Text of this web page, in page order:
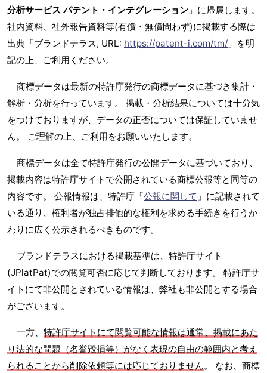
分析サービス パテント・インテグレーション 」に帰属します。
社内資料、社外報告資料等(有償・無償問わず)に掲載する際は
出典「ブランドテラス, URL: https://patent-i.com/tm/ 」を明
記の上、ご利用ください。
商標データは最新の特許庁発行の商標データに基づき集計・
解析・分析を行っています。 掲載・分析結果については十分気
をつけておりますが、データの正否については保証していませ
ん。 ご理解の上、ご利用をお願いいたします。
商標データは全て特許庁発行の公開データに基づいており、
掲載内容は特許庁サイトで公開されている商標公報等と同等の
内容です。 公報情報は、特許庁「公報に関して 」に記載されて
いる通り、権利者が独占排他的な権利を求める手続きを行うか
わりに広く公示されるべきものです。
ブランドテラスにおける掲載基準は、特許庁サイト
(JPlatPat)での閲覧可否に応じて判断しております。 特許庁サ
イトにて非公開とされている情報は、弊社も非公開とする場合
がございます。
一方、 特許庁サイトにて閲覧可能な情報は通常、掲載にあた
り法的な問題（名誉毀損等）がなく表現の自由の範囲内と考え
られることから削除依頼等には応じておりません。 なお、商標